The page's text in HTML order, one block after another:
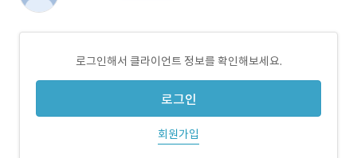
로그인해서 클라이언트 정보를 확인해보세요.
로그인
회원가입